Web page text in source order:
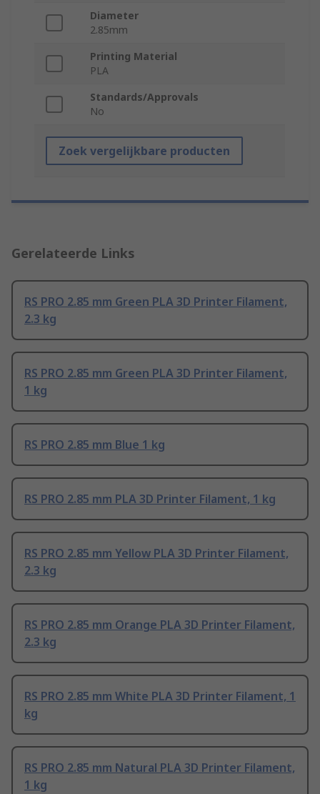
Diameter
2.85mm
Printing Material
PLA
Standards/Approvals
No
Zoek vergelijkbare producten
Gerelateerde Links
RS PRO 2.85 mm Green PLA 3D Printer Filament,
2.3 kg
RS PRO 2.85 mm Green PLA 3D Printer Filament,
1 kg
RS PRO 2.85 mm Blue 1 kg
RS PRO 2.85 mm PLA 3D Printer Filament, 1 kg
RS PRO 2.85 mm Yellow PLA 3D Printer Filament,
2.3 kg
RS PRO 2.85 mm Orange PLA 3D Printer Filament,
2.3 kg
RS PRO 2.85 mm White PLA 3D Printer Filament, 1
kg
RS PRO 2.85 mm Natural PLA 3D Printer Filament,
1 kg